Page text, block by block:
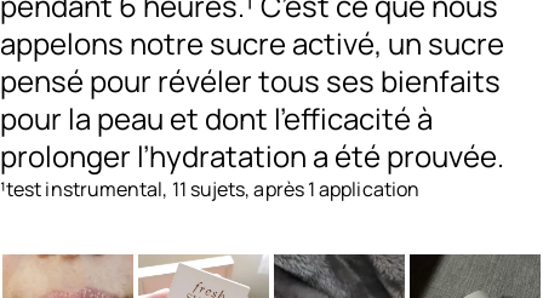
appelons notre sucre activé, un sucre
pensé pour révéler tous ses bienfaits
pour la peau et dont l’efficacité à
prolonger l’hydratation a été prouvée.
¹test instrumental, 11 sujets, après 1 application